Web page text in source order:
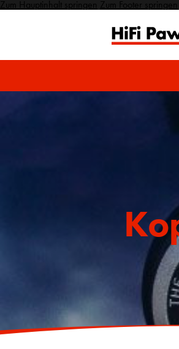
Zum Hauptinhalt springen Zum Footer springen